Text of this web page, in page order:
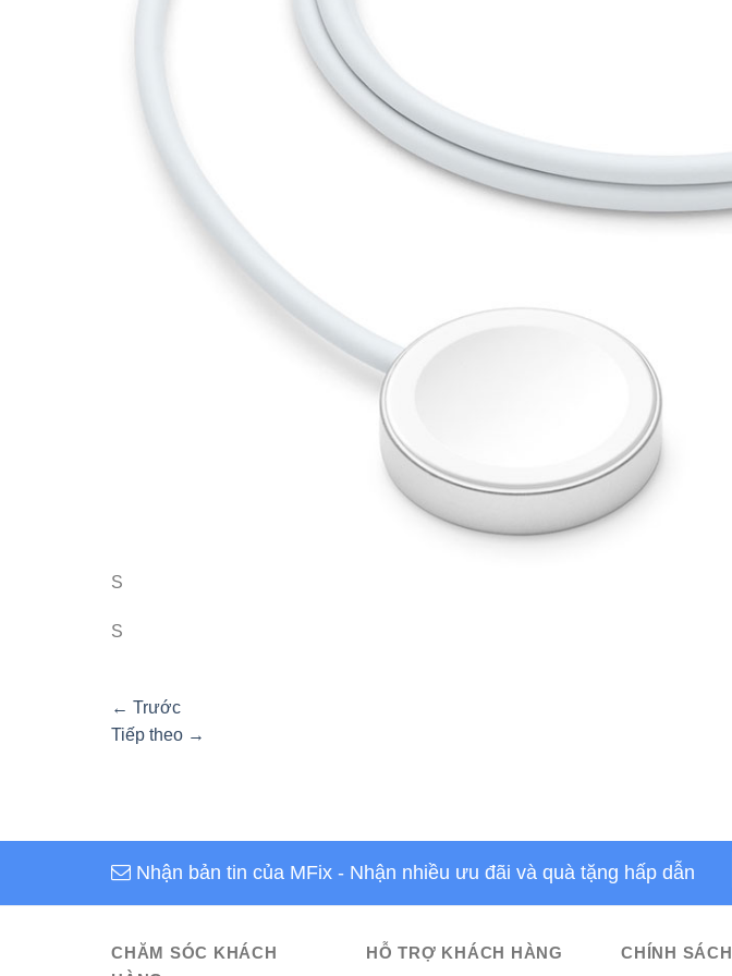
S
S
← Trước
Tiếp theo →
Nhận bản tin của MFix - Nhận nhiều ưu đãi và quà tặng hấp dẫn
CHĂM SÓC KHÁCH
HỖ TRỢ KHÁCH HÀNG CHÍNH SÁCH